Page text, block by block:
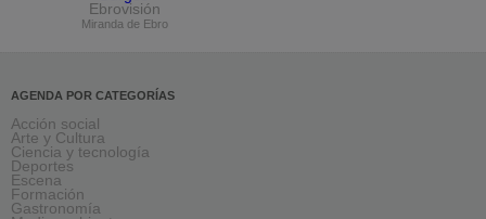
Ebrovisión
Miranda de Ebro
AGENDA POR CATEGORÍAS
Acción social
Arte y Cultura
Ciencia y tecnología
Deportes
Escena
Formación
Gastronomía